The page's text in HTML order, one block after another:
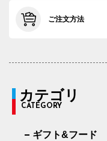
ご注文方法
カテゴリ
CATEGORY
ギフト&フード